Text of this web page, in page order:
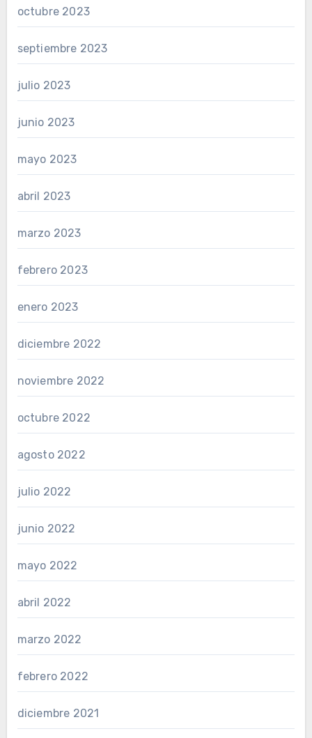
octubre 2023
septiembre 2023
julio 2023
junio 2023
mayo 2023
abril 2023
marzo 2023
febrero 2023
enero 2023
diciembre 2022
noviembre 2022
octubre 2022
agosto 2022
julio 2022
junio 2022
mayo 2022
abril 2022
marzo 2022
febrero 2022
diciembre 2021